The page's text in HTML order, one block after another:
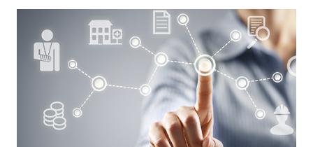
Iniziative per la giornata dell'8 marzo